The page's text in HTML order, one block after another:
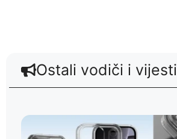
Ostali vodiči i vijesti